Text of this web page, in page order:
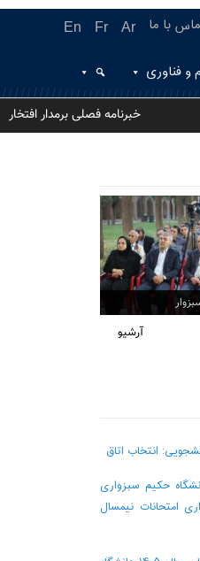
En Fr Ar با ما
فناوری
خبرنامه فصلی برمدار افتخار
آرشیو
انتخاب اتاق
حکیم سبزواری
امتحانات نیمسال